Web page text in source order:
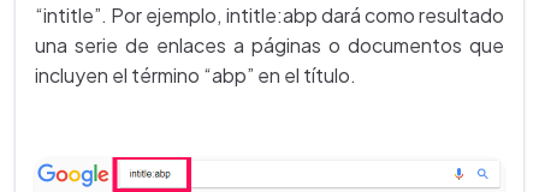
“intitle”. Por ejemplo, intitle:abp dará como resultado
una serie de enlaces a páginas o documentos que
incluyen el término “abp” en el título.